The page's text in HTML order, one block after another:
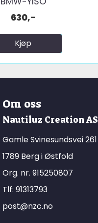
630,-
Kjøp
Om oss
Nautiluz Creation AS
Gamle Svinesundsvei 261
1789 Berg i Østfold
Org. nr. 915250807
Tlf: 91313793
post@nzc.no